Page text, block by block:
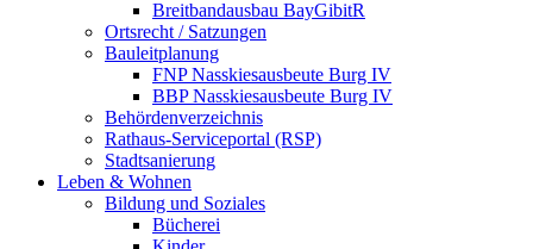
Breitbandausbau BayGibitR
Ortsrecht / Satzungen
Bauleitplanung
FNP Nasskiesausbeute Burg IV
BBP Nasskiesausbeute Burg IV
Behördenverzeichnis
Rathaus-Serviceportal (RSP)
Stadtsanierung
Leben & Wohnen
Bildung und Soziales
Bücherei